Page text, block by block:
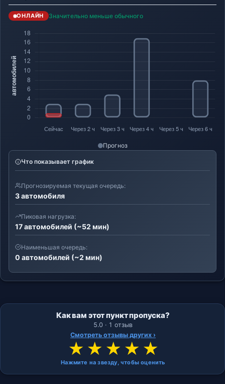
ОНЛАЙН Значительно меньше обычного
Прогноз
Что показывает график
Прогнозируемая текущая очередь:
3 автомобиля
Пиковая нагрузка:
17 автомобилей (~52 мин)
Наименьшая очередь:
0 автомобилей (~2 мин)
Как вам этот пункт пропуска?
5.0 · 1 отзыв
Смотреть отзывы других ›
★ ★ ★ ★ ★
Нажмите на звезду, чтобы оценить